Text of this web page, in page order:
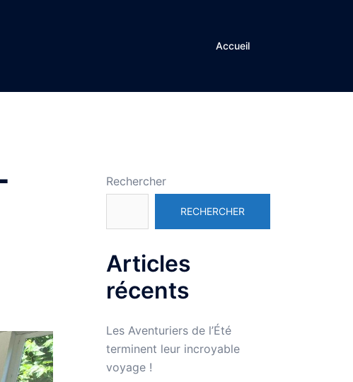
Accueil
Rechercher
RECHERCHER
Articles
récents
Les Aventuriers de l’Été
terminent leur incroyable
voyage !